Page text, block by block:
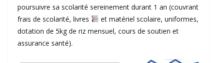
poursuivre sa scolarité sereinement durant 1 an (couvrant
frais de scolarité, livres
et matériel scolaire, uniformes,
dotation de 5kg de riz mensuel, cours de soutien et
assurance santé).